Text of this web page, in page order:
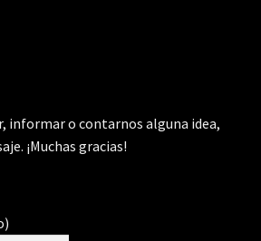
informar o contarnos alguna idea,
¡Muchas gracias!